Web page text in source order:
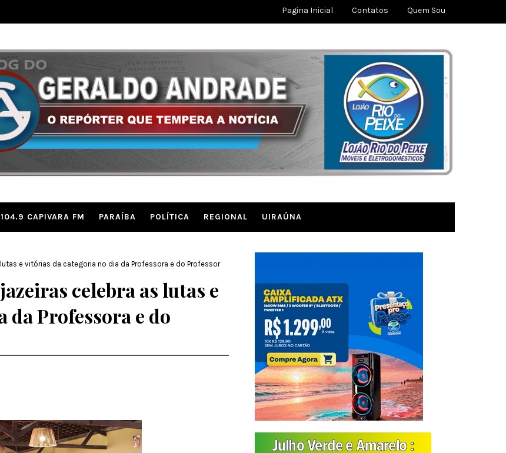
Pagina Inicial Contatos Quem Sou
104.9 CAPIVARA FM PARAÍBA POLÍTICA REGIONAL UIRAÚNA
e vitórias da categoria no dia da Professora e do Professor
celebra as lutas e
Professora e do